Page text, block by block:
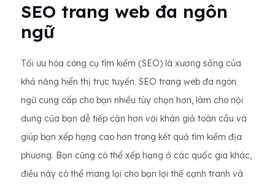
SEO trang web đa ngôn
ngữ
Tối ưu hóa công cụ tìm kiếm (SEO) là xương sống của
khả năng hiển thị trực tuyến. SEO trang web đa ngôn
ngữ cung cấp cho bạn nhiều tùy chọn hơn, làm cho nội
dung của bạn dễ tiếp cận hơn với khán giả toàn cầu và
giúp bạn xếp hạng cao hơn trong kết quả tìm kiếm địa
phương. Bạn cũng có thể xếp hạng ở các quốc gia khác,
điều này có thể mang lại cho bạn lợi thế cạnh tranh và